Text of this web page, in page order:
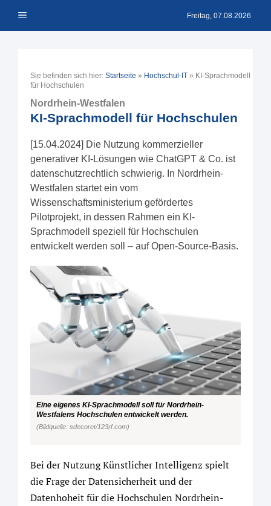
Inhalt Menü Freitag, 07.08.2026
Sie befinden sich hier: Startseite » Hochschul-IT » KI-Sprachmodell
für Hochschulen
Nordrhein-Westfalen
KI-Sprachmodell für Hochschulen
[15.04.2024] Die Nutzung kommerzieller
generativer KI-Lösungen wie ChatGPT & Co. ist
datenschutzrechtlich schwierig. In Nordrhein-
Westfalen startet ein vom
Wissenschaftsministerium gefördertes
Pilotprojekt, in dessen Rahmen ein KI-
Sprachmodell speziell für Hochschulen
entwickelt werden soll – auf Open-Source-Basis.
Eine eigenes KI-Sprachmodell soll für Nordrhein-
Westfalens Hochschulen entwickelt werden.
(Bildquelle: sdecoret/123rf.com)
Bei der Nutzung Künstlicher Intelligenz spielt
die Frage der Datensicherheit und der
Datenhoheit für die Hochschulen Nordrhein-